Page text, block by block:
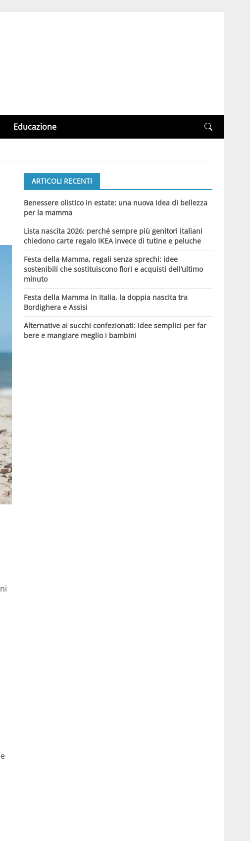
Educazione
ARTICOLI RECENTI
Benessere olistico in estate: una nuova idea di bellezza
per la mamma
Lista nascita 2026: perché sempre più genitori italiani
chiedono carte regalo IKEA invece di tutine e peluche
Festa della Mamma, regali senza sprechi: idee
sostenibili che sostituiscono fiori e acquisti dell’ultimo
minuto
Festa della Mamma in Italia, la doppia nascita tra
Bordighera e Assisi
Alternative ai succhi confezionati: idee semplici per far
bere e mangiare meglio i bambini